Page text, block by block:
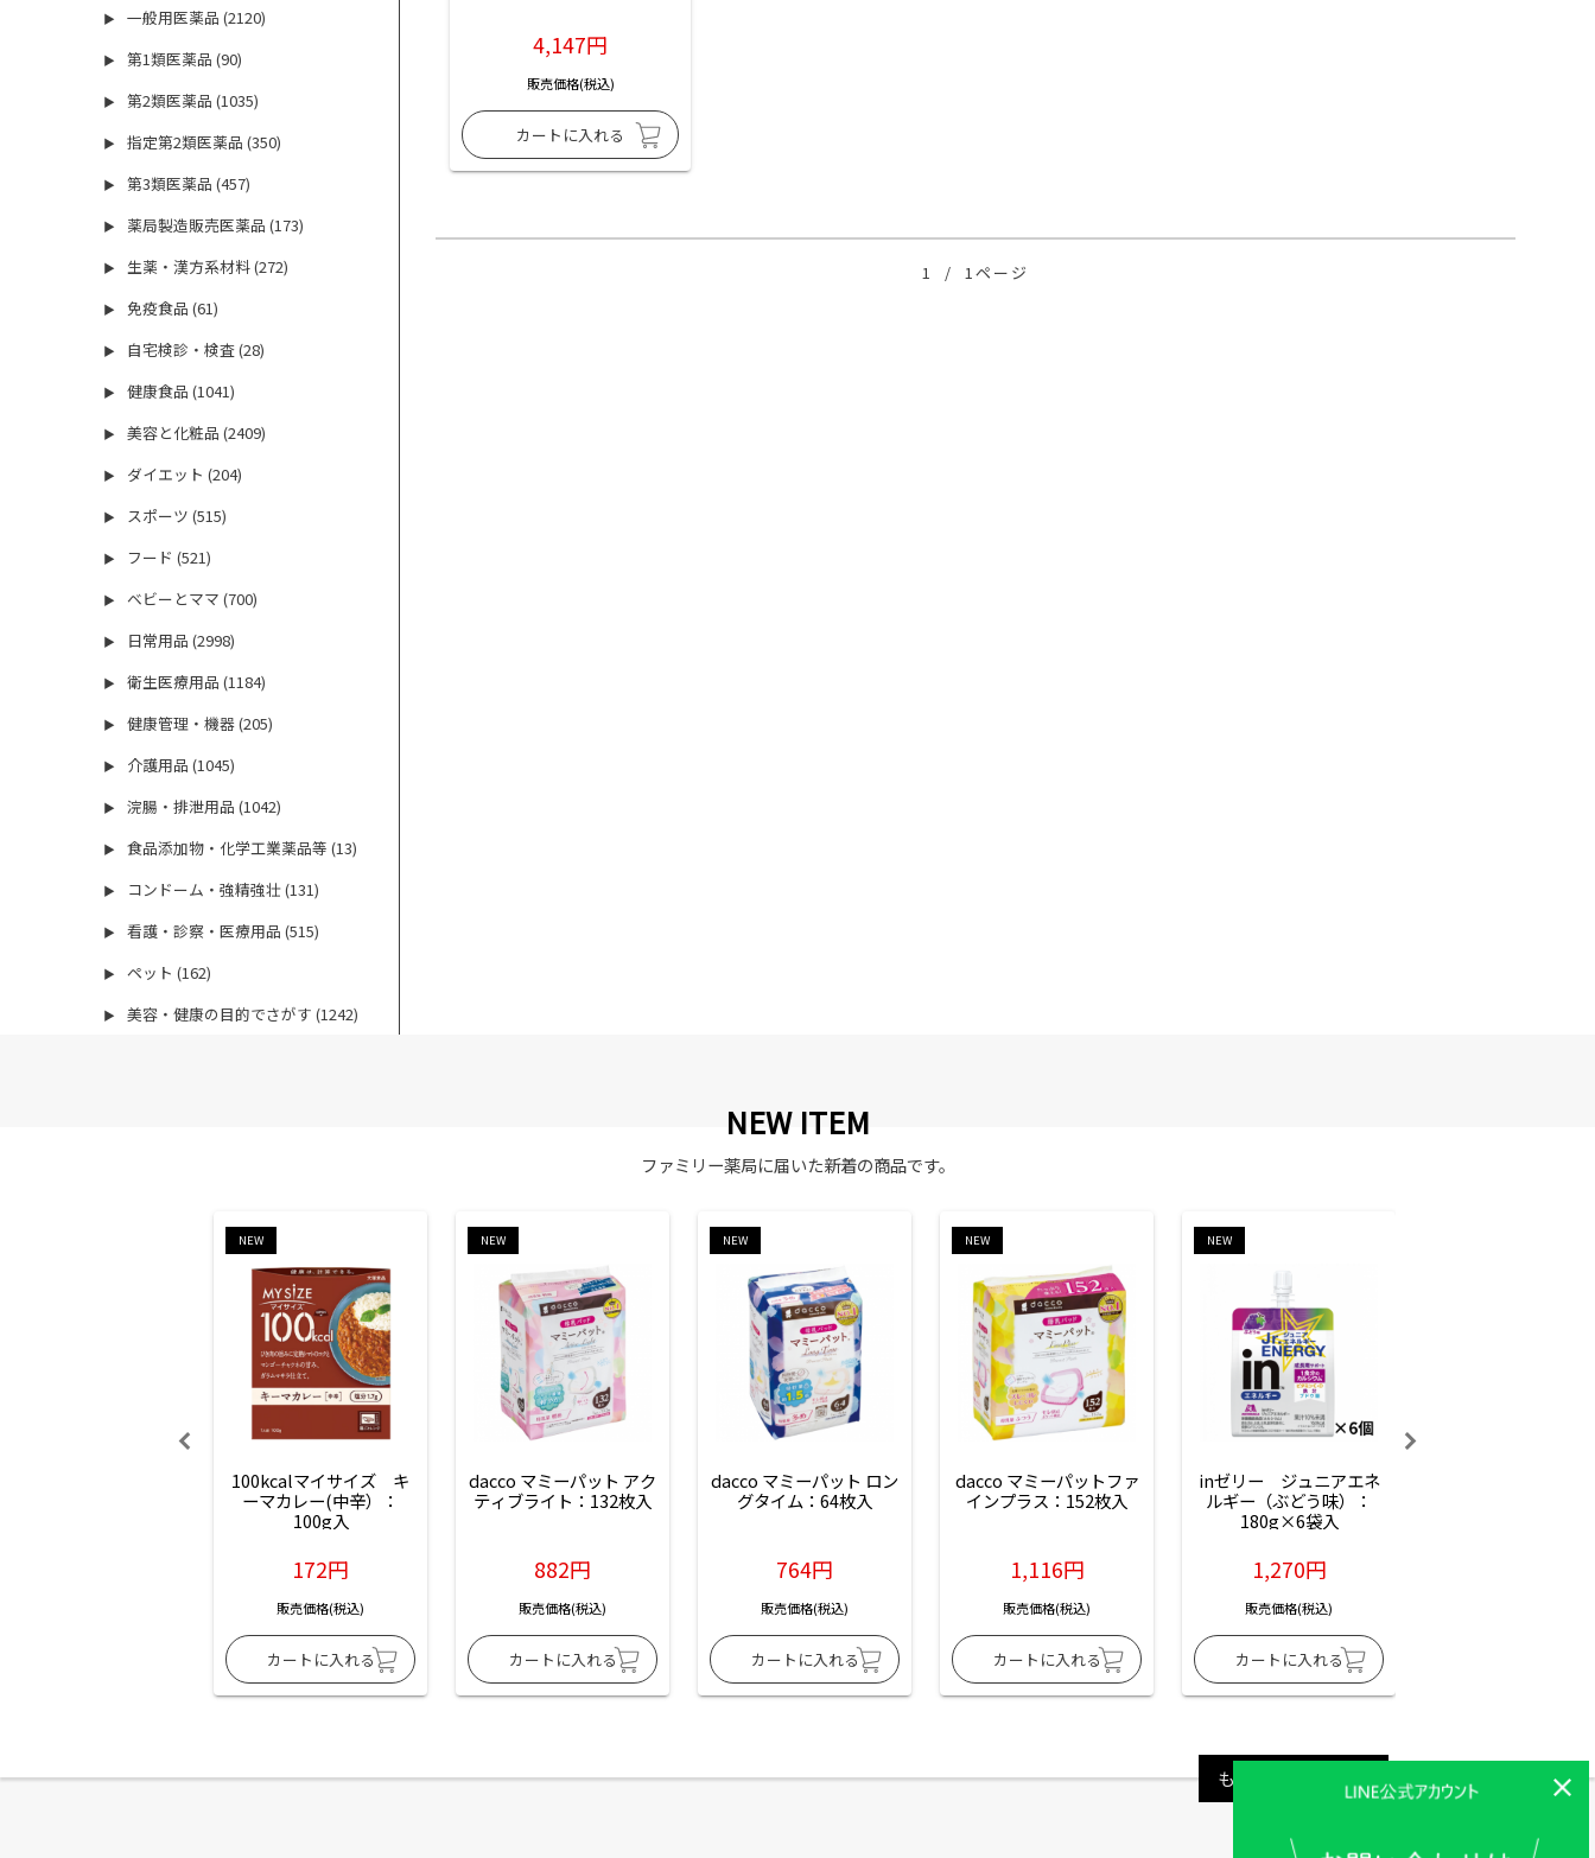
▶ 一般用医薬品 (2120)
▶ 第1類医薬品 (90)
▶ 第2類医薬品 (1035)
▶ 指定第2類医薬品 (350)
▶ 第3類医薬品 (457)
▶ 薬局製造販売医薬品 (173)
▶ 生薬・漢方系材料 (272)
▶ 免疫食品 (61)
▶ 自宅検診・検査 (28)
▶ 健康食品 (1041)
▶ 美容と化粧品 (2409)
▶ ダイエット (204)
▶ スポーツ (515)
▶ フード (521)
▶ ベビーとママ (700)
▶ 日常用品 (2998)
▶ 衛生医療用品 (1184)
▶ 健康管理・機器 (205)
▶ 介護用品 (1045)
▶ 浣腸・排泄用品 (1042)
▶ 食品添加物・化学工業薬品等 (13)
▶ コンドーム・強精強壮 (131)
▶ 看護・診察・医療用品 (515)
▶ ペット (162)
▶ 美容・健康の目的でさがす (1242)
4,147円
販売価格(税込)
1 / 1ページ
NEW ITEM
ファミリー薬局に届いた新着の商品です。
NEW
100kcalマイサイズ　キ
ーマカレー(中辛）：
100g入
172円
販売価格(税込)
NEW
dacco マミーパット アク
ティブライト：132枚入
882円
販売価格(税込)
NEW
dacco マミーパット ロン
グタイム：64枚入
764円
販売価格(税込)
NEW
dacco マミーパットファ
インプラス：152枚入
1,116円
販売価格(税込)
NEW
inゼリー　ジュニアエネ
ルギー（ぶどう味）：
180g×6袋入
1,270円
販売価格(税込)
もっと見る